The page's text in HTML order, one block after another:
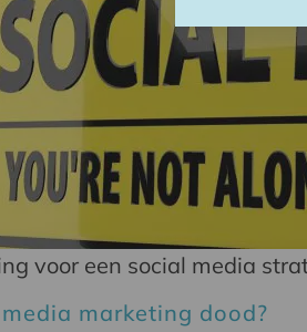
voor een social media
marketing dood?